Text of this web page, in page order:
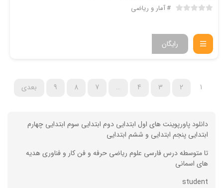
آمار و ریاضی
رایگان
1
2
3
4
…
7
8
9 بعدی
دانلود پاورپوینت های اول ابتدایی دوم ابتدایی سوم ابتدایی چهارم
ابتدایی پنجم ابتدایی و ششم ابتدایی
تا متوسطه درس فارسی علوم ریاضی حرفه و فن کار و فناوری هدیه
های اسمانی
student